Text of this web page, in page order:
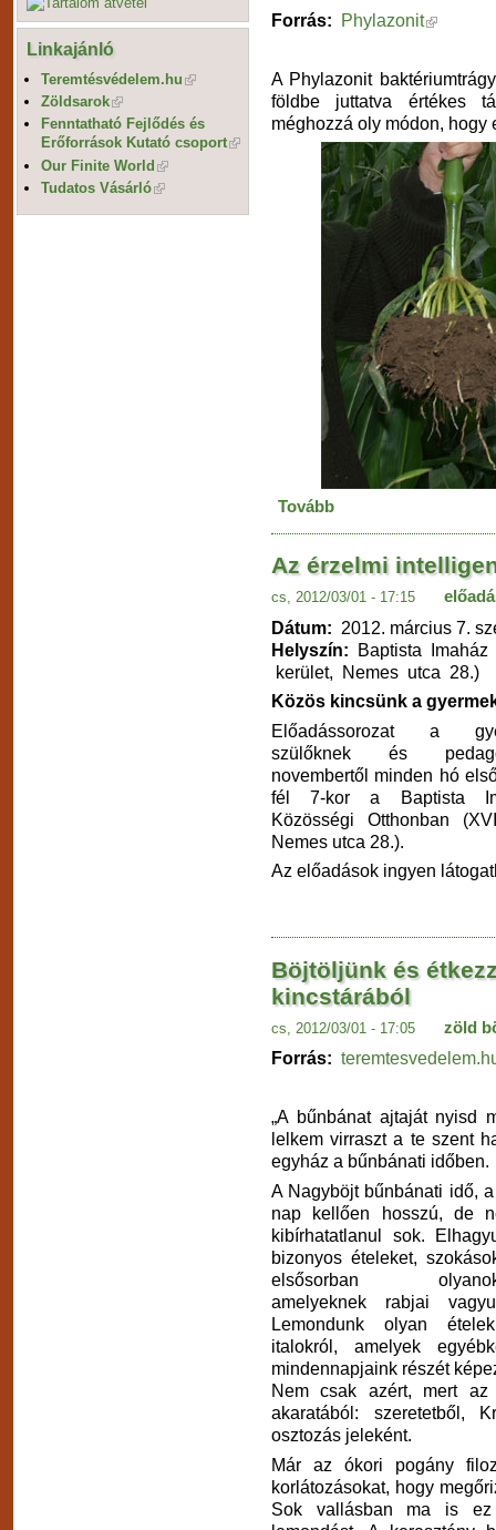
Linkajánló
Teremtésvédelem.hu
Zöldsarok
Fenntatható Fejlődés és
Erőforrások Kutató csoport
Our Finite World
Tudatos Vásárló
Forrás: Phylazonit
A Phylazonit
földbe juttatva értékes
méghozzá oly módon, hogy
Tovább
Az érzelmi
cs, 2012/03/01 - 17:15
Dátum: 2012. március 7.
Helyszín: Baptista
kerület, Nemes utca 28.)
Közös kincsünk a
Előadássorozat a
szülőknek és
novembertől minden hó
fél 7-kor a Baptista
Közösségi Otthonban
Nemes utca 28.).
Az előadások ingyen
Böjtöljünk és
kincstárából
cs, 2012/03/01 - 17:05 zöld
Forrás:
„A bűnbánat ajtaját nyisd
lelkem virraszt a te szent
egyház a bűnbánati időben.
A Nagyböjt bűnbánati idő,
nap kellően hosszú, de
kibírhatatlanul sok.
bizonyos ételeket,
elsősorban
amelyeknek rabjai
Lemondunk olyan
italokról, amelyek
mindennapjaink részét
Nem csak azért, mert
akaratából: szeretetből,
osztozás jeleként.
Már az ókori pogány
korlátozásokat, hogy
Sok vallásban ma is